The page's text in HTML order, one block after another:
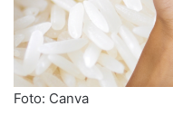
Foto: Canva